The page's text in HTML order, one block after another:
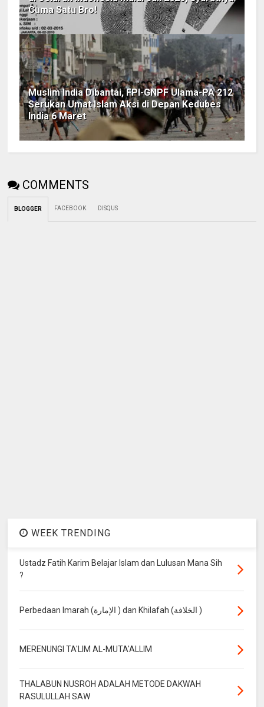
Cuma Satu Bro!
Muslim India Dibantai, FPI-GNPF Ulama-PA 212
Serukan Umat Islam Aksi di Depan Kedubes
India 6 Maret
COMMENTS
BLOGGER FACEBOOK DISQUS
WEEK TRENDING
Ustadz Fatih Karim Belajar Islam dan Lulusan Mana Sih
?
Perbedaan Imarah (الإمارة ) dan Khilafah (الخلافة )
MERENUNGI TA'LIM AL-MUTA'ALLIM
THALABUN NUSROH ADALAH METODE DAKWAH
RASULULLAH SAW